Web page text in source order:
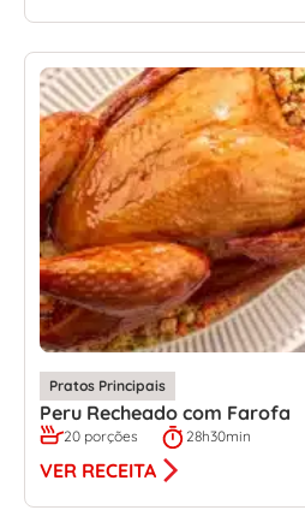
Pratos Principais
Peru Recheado com Farofa
20 porções 28h30min
VER RECEITA